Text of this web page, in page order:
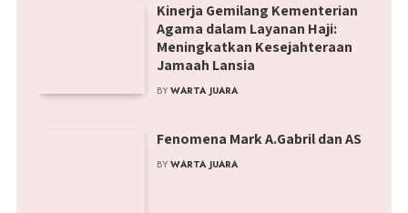
Kinerja Gemilang Kementerian
Agama dalam Layanan Haji:
Meningkatkan Kesejahteraan
Jamaah Lansia
BY WARTA JUARA
Fenomena Mark A.Gabril dan AS
BY WARTA JUARA